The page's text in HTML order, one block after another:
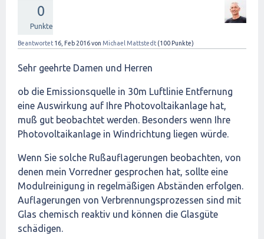
0
Punkte
Beantwortet 16, Feb 2016von Michael Mattstedt (100 Punkte)
Sehr geehrte Damen und Herren
ob die Emissionsquelle in 30m Luftlinie Entfernung
eine Auswirkung auf Ihre Photovoltaikanlage hat,
muß gut beobachtet werden. Besonders wenn Ihre
Photovoltaikanlage in Windrichtung liegen würde.
Wenn Sie solche Rußauflagerungen beobachten, von
denen mein Vorredner gesprochen hat, sollte eine
Modulreinigung in regelmäßigen Abständen erfolgen.
Auflagerungen von Verbrennungsprozessen sind mit
Glas chemisch reaktiv und können die Glasgüte
schädigen.